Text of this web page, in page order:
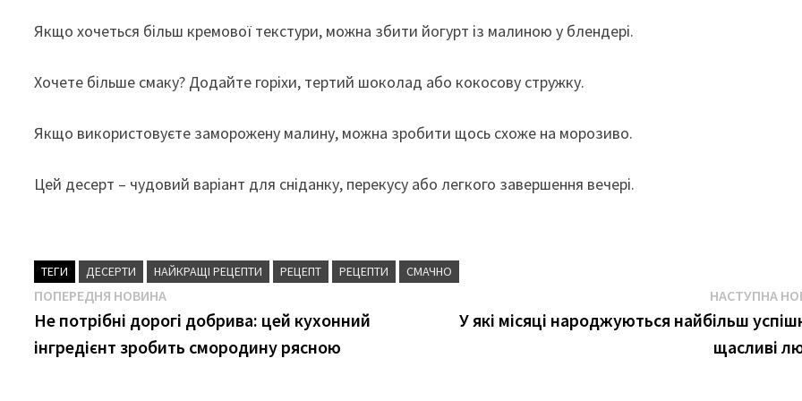
Якщо хочеться більш кремової текстури, можна збити йогурт із малиною у блендері.
Хочете більше смаку? Додайте горіхи, тертий шоколад або кокосову стружку.
Якщо використовуєте заморожену малину, можна зробити щось схоже на морозиво.
Цей десерт – чудовий варіант для сніданку, перекусу або легкого завершення вечері.
ТЕГИ ДЕСЕРТИ НАЙКРАЩІ РЕЦЕПТИ РЕЦЕПТ РЕЦЕПТИ СМАЧНО
Навігація
записів
ПОПЕРЕДНЯ НОВИНАПопередня
новина
Не потрібні дорогі добрива: цей кухонний
інгредієнт зробить смородину рясною
НАСТУПНА
У які місяці народжуються найбільш
щасливі